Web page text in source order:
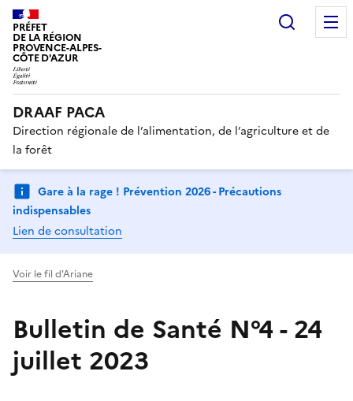
PRÉFET
DE LA RÉGION
PROVENCE-ALPES-
CÔTE D'AZUR
DRAAF PACA
Direction régionale de l’alimentation, de l’agriculture et de
la forêt
Gare à la rage ! Prévention 2026 - Précautions
indispensables
Lien de consultation
Voir le fil d'Ariane
Bulletin de Santé N°4 - 24
juillet 2023